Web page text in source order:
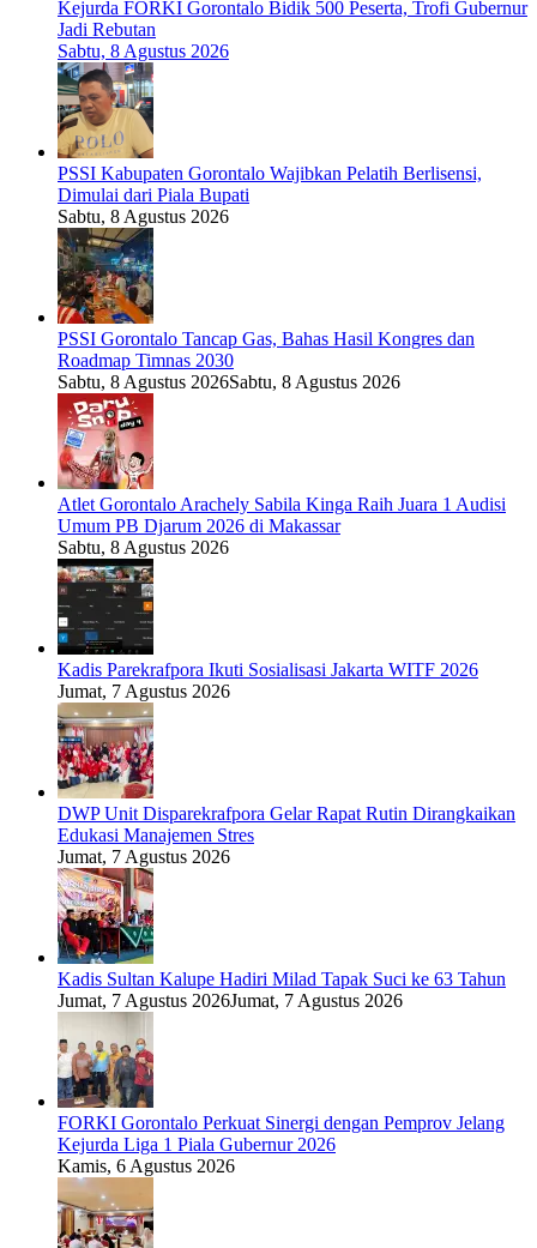
Kejurda FORKI Gorontalo Bidik 500 Peserta, Trofi Gubernur
Jadi Rebutan
Sabtu, 8 Agustus 2026
PSSI Kabupaten Gorontalo Wajibkan Pelatih Berlisensi,
Dimulai dari Piala Bupati
Sabtu, 8 Agustus 2026
PSSI Gorontalo Tancap Gas, Bahas Hasil Kongres dan
Roadmap Timnas 2030
Sabtu, 8 Agustus 2026Sabtu, 8 Agustus 2026
Atlet Gorontalo Arachely Sabila Kinga Raih Juara 1 Audisi
Umum PB Djarum 2026 di Makassar
Sabtu, 8 Agustus 2026
Kadis Parekrafpora Ikuti Sosialisasi Jakarta WITF 2026
Jumat, 7 Agustus 2026
DWP Unit Disparekrafpora Gelar Rapat Rutin Dirangkaikan
Edukasi Manajemen Stres
Jumat, 7 Agustus 2026
Kadis Sultan Kalupe Hadiri Milad Tapak Suci ke 63 Tahun
Jumat, 7 Agustus 2026Jumat, 7 Agustus 2026
FORKI Gorontalo Perkuat Sinergi dengan Pemprov Jelang
Kejurda Liga 1 Piala Gubernur 2026
Kamis, 6 Agustus 2026